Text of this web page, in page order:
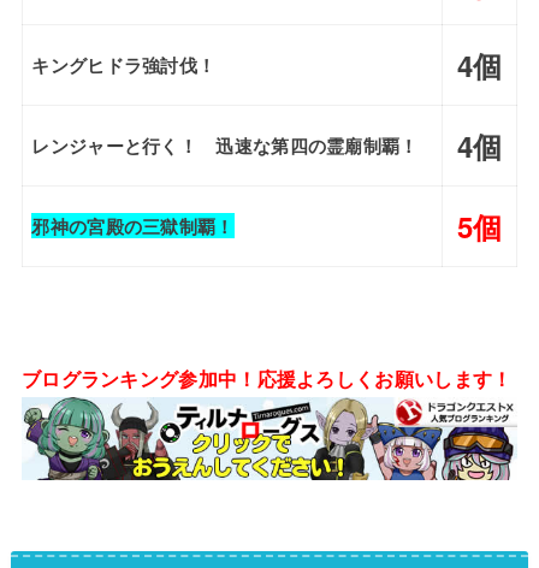
キングヒドラ強討伐！ 4個
レンジャーと行く！ 迅速な第四の霊廟制覇！ 4個
邪神の宮殿の三獄制覇！ 5個
ブログランキング参加中！応援よろしくお願いします！